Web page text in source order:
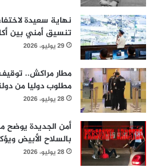
نهاية سعيدة
تنسيق أمني بين
29 يوليو، 2026
مطار مراكش..
مطلوب دوليا من
28 يوليو، 2026
أمن الجديدة يوضح
بالسلاح الأبيض
28 يوليو، 2026